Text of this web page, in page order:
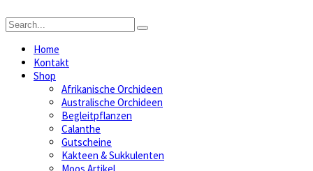
Home
Kontakt
Shop
Afrikanische Orchideen
Australische Orchideen
Begleitpflanzen
Calanthe
Gutscheine
Kakteen & Sukkulenten